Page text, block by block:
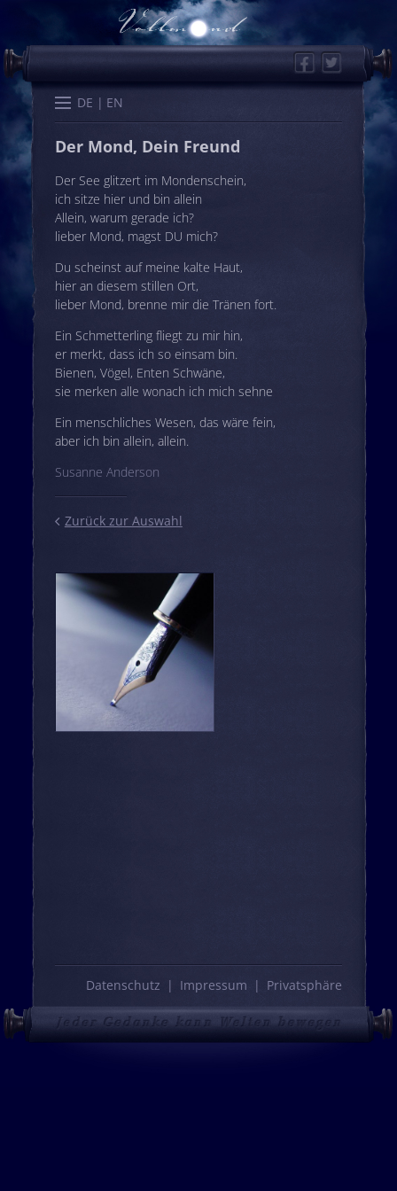
FacebookTwitter
DE EN
Start Kalender Karten
Der Mond, Dein Freund
Der See glitzert im Mondenschein,
ich sitze hier und bin allein
Allein, warum gerade ich?
lieber Mond, magst DU mich?
Du scheinst auf meine kalte Haut,
hier an diesem stillen Ort,
lieber Mond, brenne mir die Tränen fort.
Ein Schmetterling fliegt zu mir hin,
er merkt, dass ich so einsam bin.
Bienen, Vögel, Enten Schwäne,
sie merken alle wonach ich mich sehne
Ein menschliches Wesen, das wäre fein,
aber ich bin allein, allein.
Susanne Anderson
Zurück zur Auswahl
Datenschutz Impressum Privatsphäre